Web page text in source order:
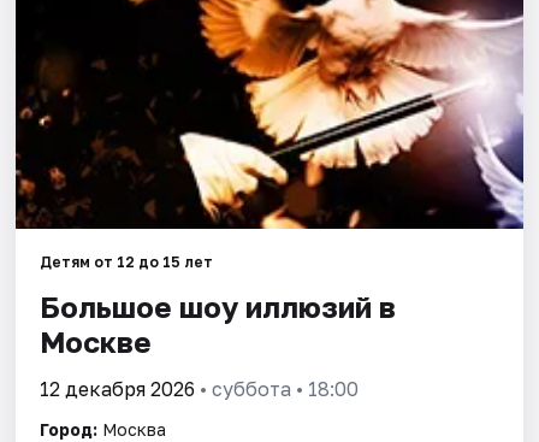
Детям от 12 до 15 лет
Большое шоу иллюзий в
Москве
12 декабря 2026 • суббота • 18:00
Город: Москва